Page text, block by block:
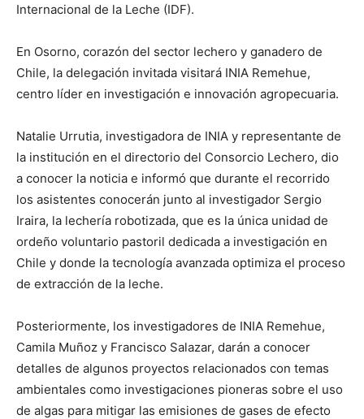
Internacional de la Leche (IDF).
En Osorno, corazón del sector lechero y ganadero de
Chile, la delegación invitada visitará INIA Remehue,
centro líder en investigación e innovación agropecuaria.
Natalie Urrutia, investigadora de INIA y representante de
la institución en el directorio del Consorcio Lechero, dio
a conocer la noticia e informó que durante el recorrido
los asistentes conocerán junto al investigador Sergio
Iraira, la lechería robotizada, que es la única unidad de
ordeño voluntario pastoril dedicada a investigación en
Chile y donde la tecnología avanzada optimiza el proceso
de extracción de la leche.
Posteriormente, los investigadores de INIA Remehue,
Camila Muñoz y Francisco Salazar, darán a conocer
detalles de algunos proyectos relacionados con temas
ambientales como investigaciones pioneras sobre el uso
de algas para mitigar las emisiones de gases de efecto